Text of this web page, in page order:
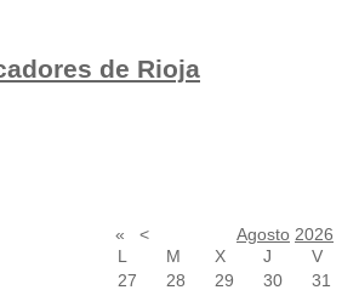
de Rioja
« < Agosto 2026
L
M X J V
27
28 29 30 31